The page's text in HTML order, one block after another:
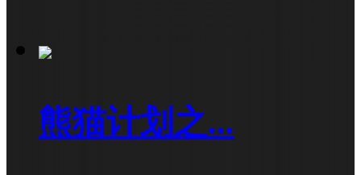
熊猫计划之...